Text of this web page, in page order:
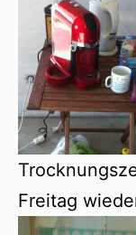
Freitag